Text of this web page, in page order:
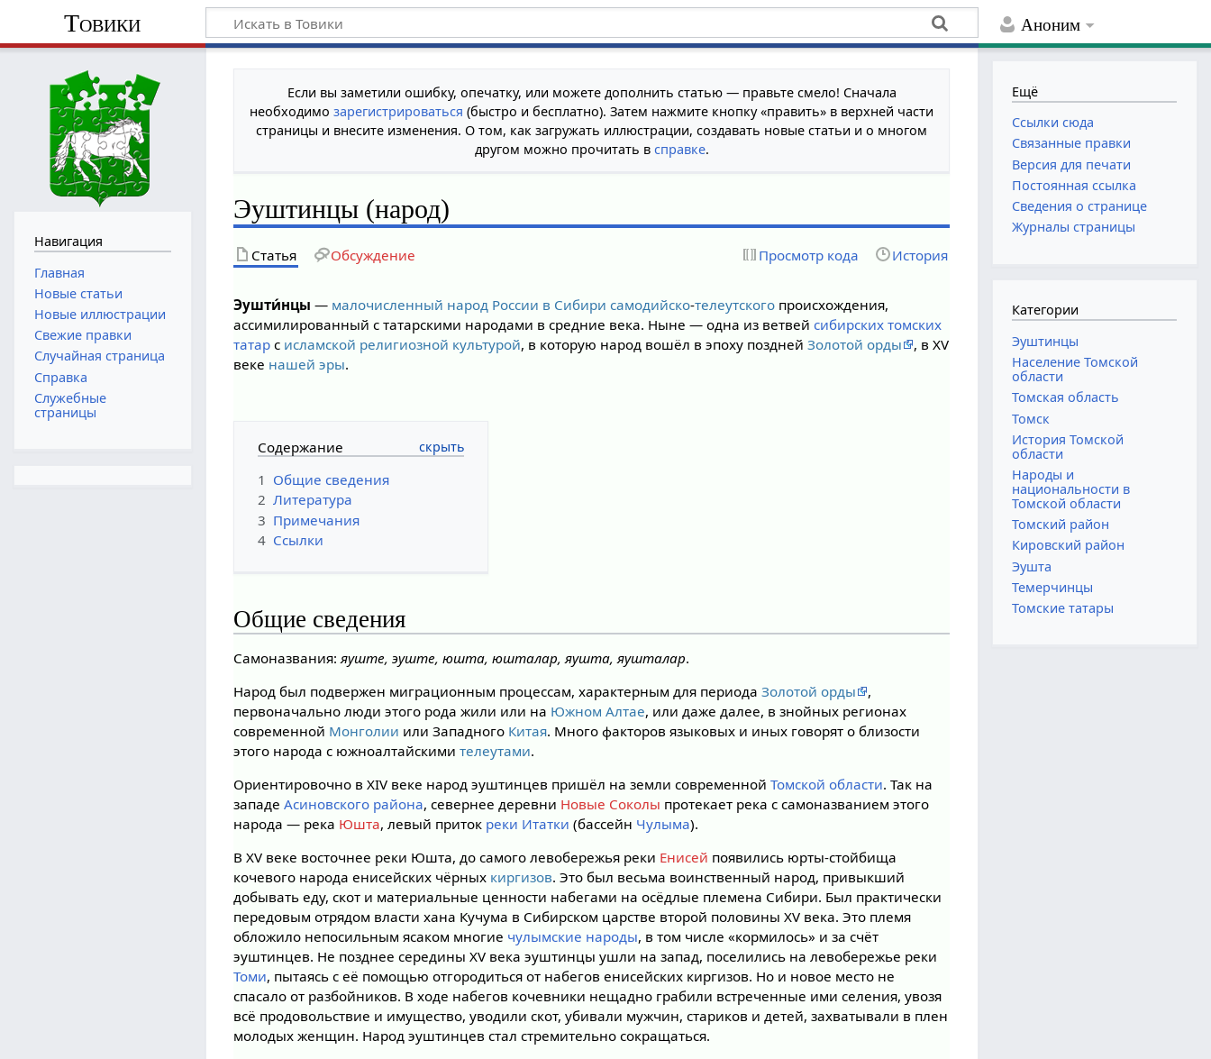
Аноним
Товики
Если вы заметили ошибку, опечатку, или можете дополнить статью — правьте смело! Сначала
необходимозарегистрироваться (быстро и бесплатно). Затем нажмите кнопку «править» в верхней части
страницы и внесите изменения. О том, как загружать иллюстрации, создавать новые статьи и о многом
другом можно прочитать в справке.
Эуштинцы (народ)
Статья Обсуждение Просмотр кода История
Эушти́нцы — малочисленный народ России в Сибири самодийско-телеутского происхождения,
ассимилированный с татарскими народами в средние века. Ныне — одна из ветвейсибирских томских
татар с исламской религиозной культурой, в которую народ вошёл в эпоху позднейЗолотой орды
, в XV
веке нашей эры.
Содержание
1 Общие сведения
2 Литература
3 Примечания
4 Ссылки
Общие сведения
Самоназвания:яуште, эуште, юшта, юшталар, яушта, яушталар.
Народ был подвержен миграционным процессам, характерным для периодаЗолотой орды
,
первоначально люди этого рода жили или на Южном Алтае, или даже далее, в знойных регионах
современной Монголии или Западного Китая. Много факторов языковых и иных говорят о близости
этого народа с южноалтайскимителеутами.
Ориентировочно в XIV веке народ эуштинцев пришёл на земли современнойТомской области. Так на
западеАсиновского района, севернее деревни Новые Соколы протекает река с самоназванием этого
народа — река Юшта, левый приток реки Итатки (бассейн Чулыма).
В XV веке восточнее реки Юшта, до самого левобережья реки Енисей появились юрты-стойбища
кочевого народа енисейских чёрных киргизов. Это был весьма воинственный народ, привыкший
добывать еду, скот и материальные ценности набегами на осёдлые племена Сибири. Был практически
передовым отрядом власти хана Кучума в Сибирском царстве второй половины XV века. Это племя
обложило непосильным ясаком многие чулымские народы, в том числе «кормилось» и за счёт
эуштинцев. Не позднее середины XV века эуштинцы ушли на запад, поселились на левобережье реки
Томи, пытаясь с её помощью отгородиться от набегов енисейских киргизов. Но и новое место не
спасало от разбойников. В ходе набегов кочевники нещадно грабили встреченные ими селения, увозя
всё продовольствие и имущество, уводили скот, убивали мужчин, стариков и детей, захватывали в плен
молодых женщин. Народ эуштинцев стал стремительно сокращаться.
Навигация
Главная
Новые статьи
Новые иллюстрации
Свежие правки
Случайная страница
Справка
Служебные
страницы
Ещё
Ссылки сюда
Связанные правки
Версия для печати
Постоянная ссылка
Сведения о странице
Журналы страницы
Категории
Эуштинцы
Население Томской
области
Томская область
Томск
История Томской
области
Народы и
национальности в
Томской области
Томский район
Кировский район
Эушта
Темерчинцы
Томские татары